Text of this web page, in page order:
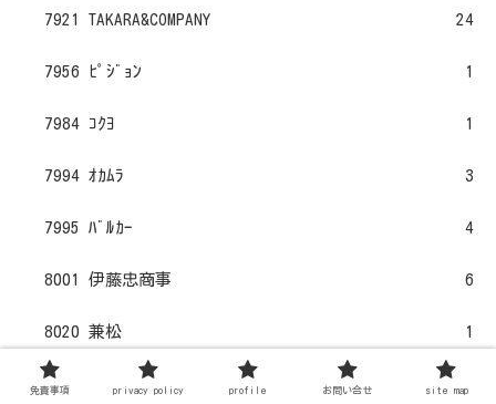
7921 TAKARA&COMPANY 24
7956 ﾋﾟｼﾞｮﾝ 1
7984 ｺｸﾖ 1
7994 ｵｶﾑﾗ 3
7995 ﾊﾞﾙｶｰ 4
8001 伊藤忠商事 6
8020 兼松 1
8053 住友商事
免責事項 privacy policy profile お問い合せ site map